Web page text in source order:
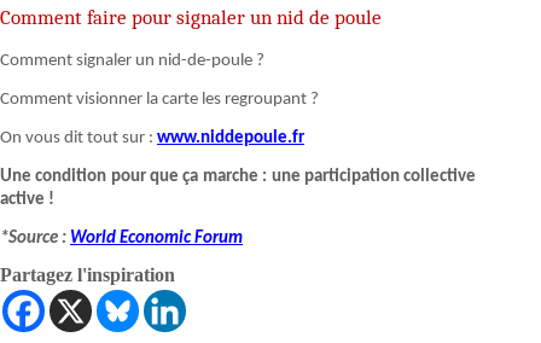
Comment faire pour signaler un nid de poule
Comment signaler un nid-de-poule ?
Comment visionner la carte les regroupant ?
On vous dit tout sur : www.niddepoule.fr
Une condition pour que ça marche : une participation collective
active !
*Source : World Economic Forum
Partagez l'inspiration